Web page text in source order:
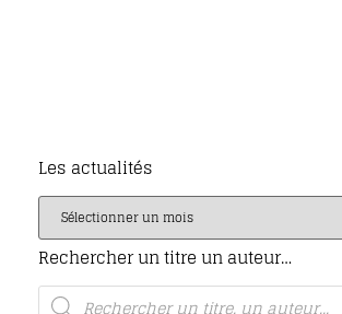
Les actualités
Rechercher un titre un auteur…